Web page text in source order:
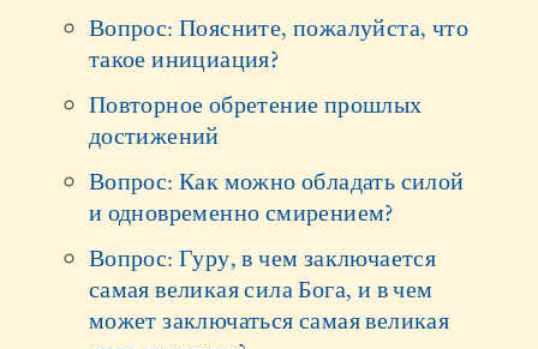
Вопрос: Поясните, пожалуйста, что
такое инициация?
Повторное обретение прошлых
достижений
Вопрос: Как можно обладать силой
и одновременно смирением?
Вопрос: Гуру, в чем заключается
самая великая сила Бога, и в чем
может заключаться самая великая